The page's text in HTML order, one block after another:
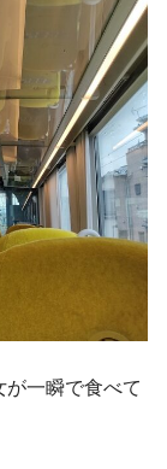
一瞬で食べて